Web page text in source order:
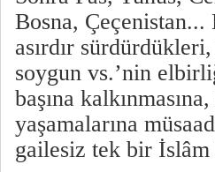
Bosna,
asırdır
soygun vs.’nin
başına
yaşamalarına
gailesiz tek bir